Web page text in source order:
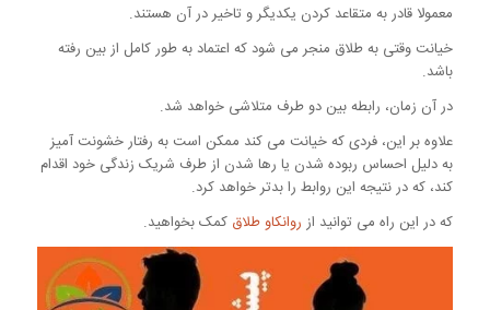
معمولا قادر به متقاعد کردن یکدیگر و تاخیر در آن هستند.
خیانت وقتی به طلاق منجر می شود که اعتماد به طور کامل از بین رفته
باشد.
در آن زمان، رابطه بین دو طرف متلاشی خواهد شد.
علاوه بر این، فردی که خیانت می کند ممکن است به رفتار خشونت آمیز
به دلیل احساس ربوده شدن یا رها شدن از طرف شریک زندگی خود اقدام
کند، که در نتیجه این روابط را بدتر خواهد کرد.
که در این راه می توانید از روانکاو طلاق کمک بخواهید.